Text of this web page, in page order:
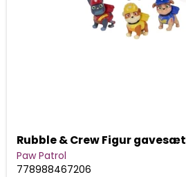
Rubble & Crew Figur gavesæt
Paw Patrol
778988467206